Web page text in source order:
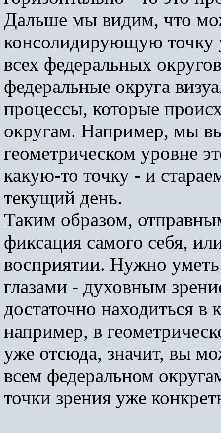
Дальше мы видим, что
консолидирующую точку
всех федеральных
федеральные округа
процессы, которые
округам. Например, мы
геометрическом уровне
какую-то точку - и
текущий день.
Таким образом,
фиксация самого себя,
восприятии. Нужно
глазами - духовным
достаточно находиться в
например, в
уже отсюда, значит, вы
всем федеральном
точки зрения уже